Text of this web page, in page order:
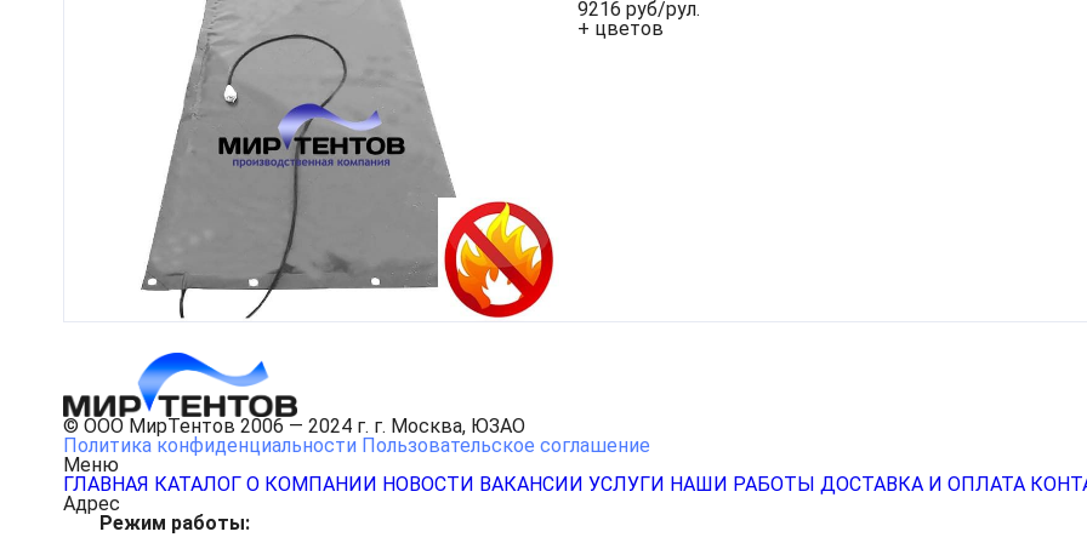
9216 руб/рул.
+ цветов
© ООО МирТентов 2006 — 2024 г. г. Москва, ЮЗАО
Политика конфиденциальности Пользовательское соглашение
Меню
ГЛАВНАЯ КАТАЛОГ О КОМПАНИИ НОВОСТИ ВАКАНСИИ УСЛУГИ НАШИ РАБОТЫ ДОСТАВКА И ОПЛАТА
Адрес
Режим работы: